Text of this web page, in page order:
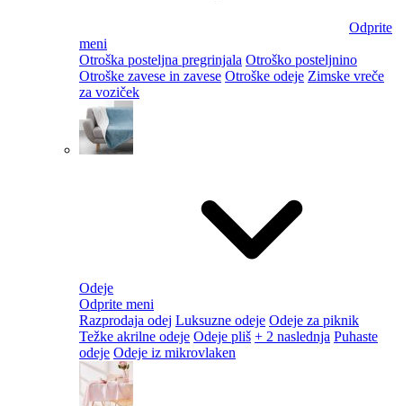
Odprite
meni
Otroška posteljna pregrinjala Otroško posteljnino
Otroške zavese in zavese Otroške odeje Zimske vreče
za voziček
Odeje
Odprite meni
Razprodaja odej Luksuzne odeje Odeje za piknik
Težke akrilne odeje Odeje pliš + 2 naslednja Puhaste
odeje Odeje iz mikrovlaken